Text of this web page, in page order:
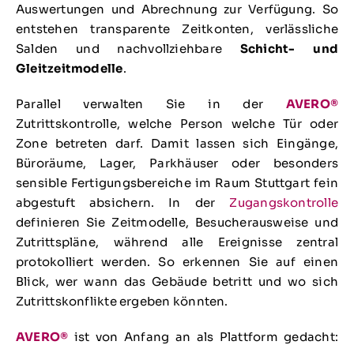
Auswertungen und Abrechnung zur Verfügung. So
entstehen transparente Zeitkonten, verlässliche
Salden und nachvollziehbare Schicht- und
Gleitzeitmodelle.
Parallel verwalten Sie in der AVERO®
Zutrittskontrolle, welche Person welche Tür oder
Zone betreten darf. Damit lassen sich Eingänge,
Büroräume, Lager, Parkhäuser oder besonders
sensible Fertigungsbereiche im Raum Stuttgart fein
abgestuft absichern. In der Zugangskontrolle
definieren Sie Zeitmodelle, Besucherausweise und
Zutrittspläne, während alle Ereignisse zentral
protokolliert werden. So erkennen Sie auf einen
Blick, wer wann das Gebäude betritt und wo sich
Zutrittskonflikte ergeben könnten.
AVERO® ist von Anfang an als Plattform gedacht: